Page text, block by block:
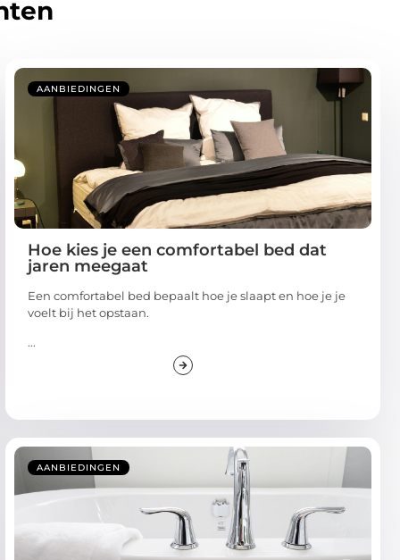
AANBIEDINGEN
Hoe kies je een comfortabel bed dat
jaren meegaat
Een comfortabel bed bepaalt hoe je slaapt en hoe je je
voelt bij het opstaan.
...
AANBIEDINGEN